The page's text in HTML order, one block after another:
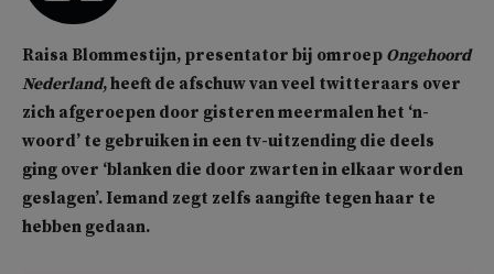
Raisa Blommestijn, presentator bij omroep Ongehoord
Nederland, heeft de afschuw van veel twitteraars over
zich afgeroepen door gisteren meermalen het ‘n-
woord’ te gebruiken in een tv-uitzending die deels
ging over ‘blanken die door zwarten in elkaar worden
geslagen’. Iemand zegt zelfs aangifte tegen haar te
hebben gedaan.